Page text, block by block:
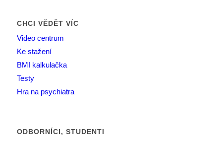
CHCI VĚDĚT VÍC
Video centrum
Ke stažení
BMI kalkulačka
Testy
Hra na psychiatra
ODBORNÍCI, STUDENTI